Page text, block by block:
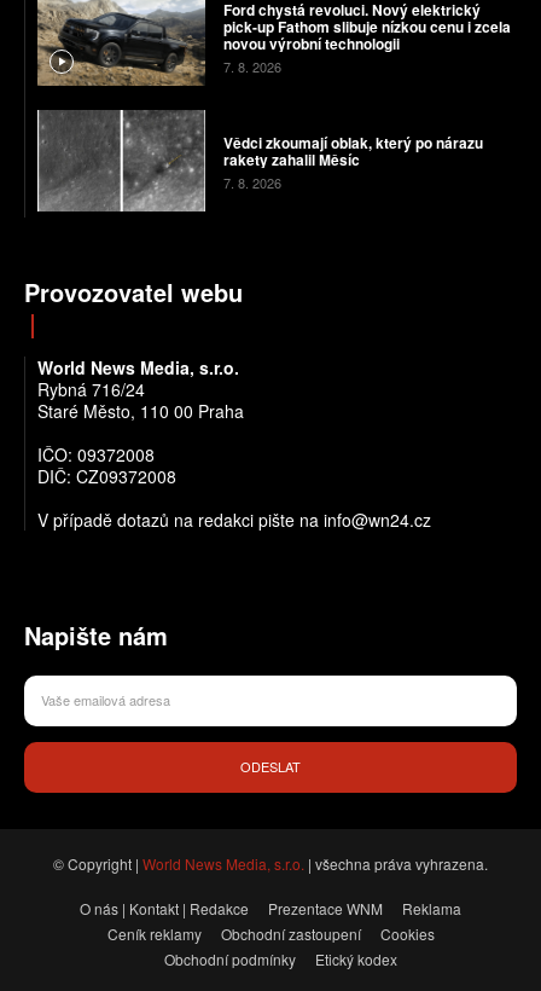
Ford chystá revoluci. Nový elektrický
pick-up Fathom slibuje nízkou cenu i zcela
novou výrobní technologii
7. 8. 2026
Vědci zkoumají oblak, který po nárazu
rakety zahalil Měsíc
7. 8. 2026
Provozovatel webu
World News Media, s.r.o.
Rybná 716/24
Staré Město, 110 00 Praha
IČO: 09372008
DIČ: CZ09372008
V případě dotazů na redakci pište na info@wn24.cz
Napište nám
ODESLAT
© Copyright | World News Media, s.r.o. | všechna práva vyhrazena.
O nás | Kontakt | Redakce Prezentace WNM
Reklama
Ceník reklamy
Obchodní zastoupení
Cookies
Obchodní podmínky
Etický kodex